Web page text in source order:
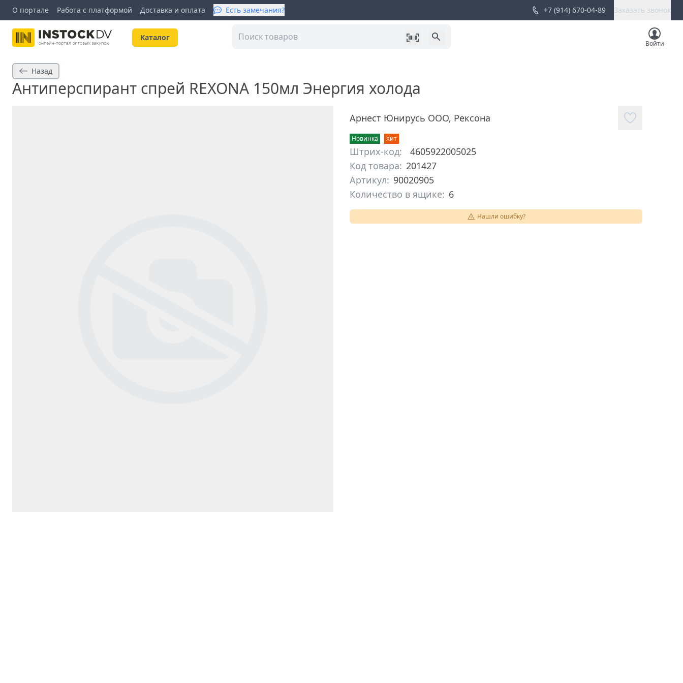
О портале Работа с платформой Доставка и оплата Есть замечания? +7 (914) 670-04-89 Заказать звонок
Kаталог
Войти
Назад
Антиперспирант спрей REXONA 150мл Энергия холода
Арнест Юнирусь ООО, Рексона
Новинка Хит
Штрих-код:
4605922005025
Код товара: 201427
Артикул: 90020905
Количество в ящике: 6
Нашли ошибку?